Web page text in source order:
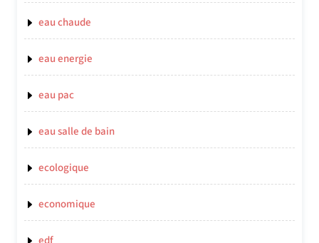
eau chaude
eau energie
eau pac
eau salle de bain
ecologique
economique